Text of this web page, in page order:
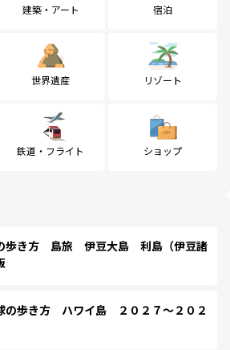
建築・アート 宿泊
世界遺産 リゾート
鉄道・フライト ショップ
歩き方 島旅 伊豆大島 利島（伊豆諸
の歩き方 ハワイ島 ２０２７～２０２